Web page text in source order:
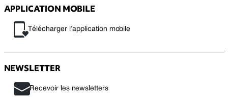
APPLICATION MOBILE
Télécharger l’application mobile
NEWSLETTER
Recevoir les newsletters